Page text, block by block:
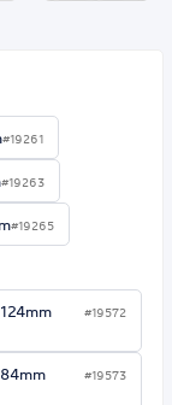
#19261
#19263
#19265
#19572
#19573